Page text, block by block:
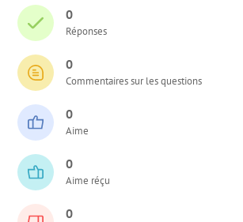
0
Réponses
0
Commentaires sur les questions
0
Aime
0
Aime réçu
0